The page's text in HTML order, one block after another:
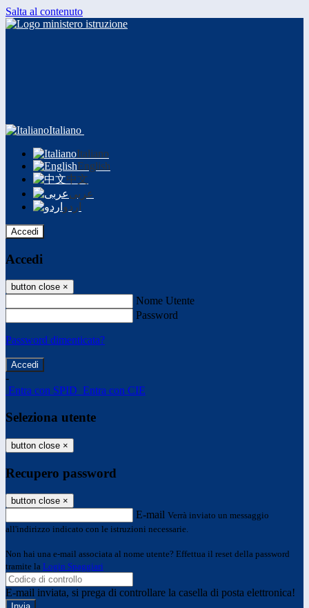
Salta al contenuto
Italiano
Italiano
English
中文
عربى
اردو
Accedi
Accedi
button close ×
Nome Utente
Password
Password dimenticata?
-
Entra con SPID Entra con CIE
Seleziona utente
button close ×
Recupero password
button close ×
E-mail Verrà inviato un messaggio
all'indirizzo indicato con le istruzioni necessarie.
Non hai una e-mail associata al nome utente? Effettua il reset della password
tramite la Login Spaggiari
E-mail inviata, si prega di controllare la casella di posta elettronica!